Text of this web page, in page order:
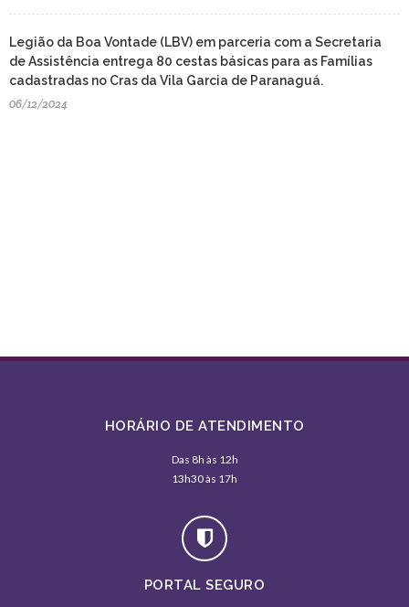
Legião da Boa Vontade (LBV) em parceria com a Secretaria
de Assistência entrega 80 cestas básicas para as Famílias
cadastradas no Cras da Vila Garcia de Paranaguá.
06/12/2024
HORÁRIO DE ATENDIMENTO
Das 8h às 12h
13h30 às 17h
PORTAL SEGURO